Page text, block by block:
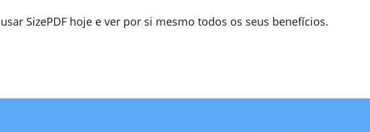
SizePDF hoje e ver por si mesmo todos os seus benefícios.